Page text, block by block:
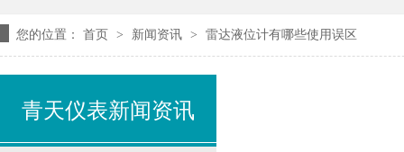
您的位置： 首页 > 新闻资讯 > 雷达液位计有哪些使用误区
青天仪表新闻资讯